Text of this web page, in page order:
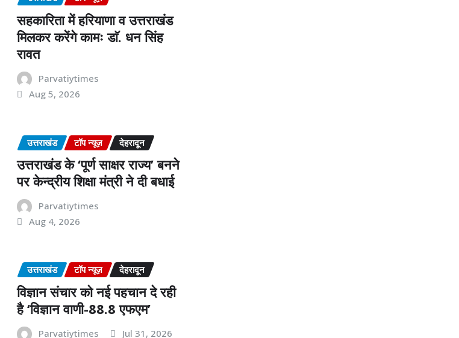
सहकारिता में हरियाणा व उत्तराखंड
मिलकर करेंगे कामः डाॅ. धन सिंह
रावत
Parvatiytimes
Aug 5, 2026
उत्तराखंड टॉप न्यूज़ देहरादून
उत्तराखंड के ‘पूर्ण साक्षर राज्य’ बनने
पर केन्द्रीय शिक्षा मंत्री ने दी बधाई
Parvatiytimes
Aug 4, 2026
उत्तराखंड टॉप न्यूज़ देहरादून
विज्ञान संचार को नई पहचान दे रही
है ‘विज्ञान वाणी-88.8 एफएम’
Parvatiytimes Jul 31, 2026